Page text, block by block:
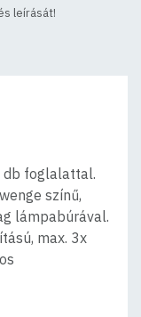
leírását!
db foglalattal.
színű,
lámpabúrával.
max. 3x